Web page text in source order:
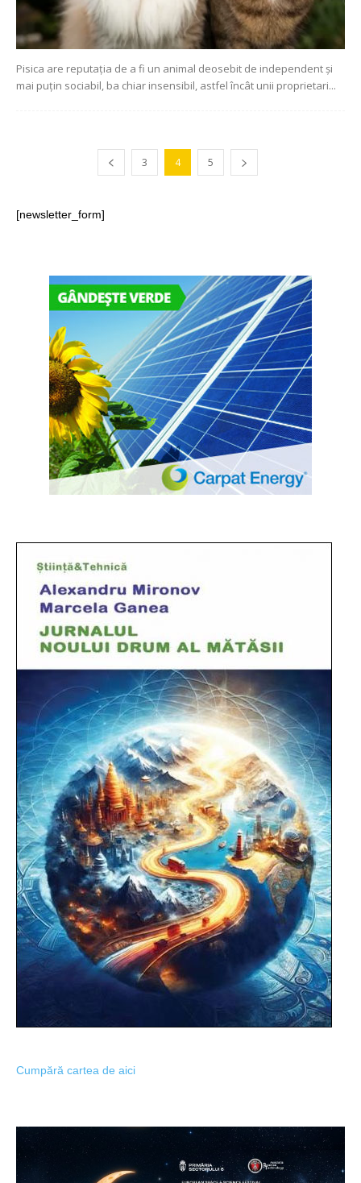
Pisica are reputația de a fi un animal deosebit de independent și
mai puțin sociabil, ba chiar insensibil, astfel încât unii proprietari...
3 4 5
[newsletter_form]
Cumpără cartea de aici